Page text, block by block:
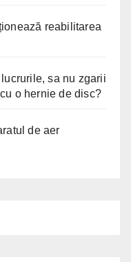
reabilitarea
sa nu zgarii
o hernie de disc?
de aer